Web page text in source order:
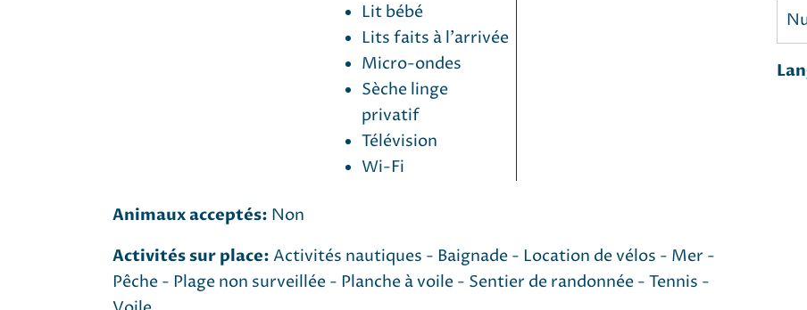
Lit bébé
Lits faits à l'arrivée
Micro-ondes
Sèche linge
privatif
Télévision
Wi-Fi
Animaux acceptés: Non
Activités sur place: Activités nautiques - Baignade - Location de vélos - Mer -
Pêche - Plage non surveillée - Planche à voile - Sentier de randonnée - Tennis -